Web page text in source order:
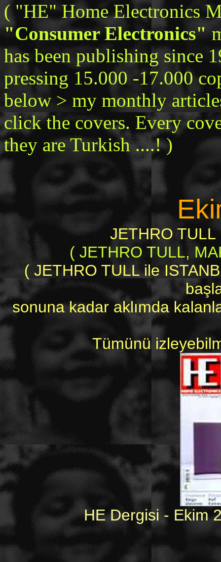
( "HE" Home Electronics
"Consumer Electronics"
has been publishing since
pressing 15.000 -17.000
below > my monthly
click the covers. Every
they are Turkish ....! )
JETHRO TULL
( JETHRO TULL,
( JETHRO TULL ile
sonuna kadar aklımda
Tümünü
HE Dergisi - Ekim